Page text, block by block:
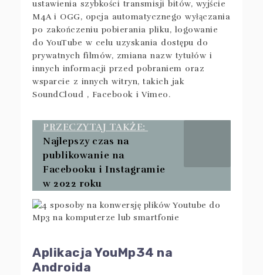
ustawienia szybkości transmisji bitów, wyjście
M4A i OGG, opcja automatycznego wyłączania
po zakończeniu pobierania pliku, logowanie
do YouTube w celu uzyskania dostępu do
prywatnych filmów, zmiana nazw tytułów i
innych informacji przed pobraniem oraz
wsparcie z innych witryn, takich jak
SoundCloud , Facebook i Vimeo.
PRZECZYTAJ TAKŻE:
Najlepszy czas na
publikowanie na
Facebooku i Instagramie
w 2022 roku
Aplikacja YouMp34 na
Androida